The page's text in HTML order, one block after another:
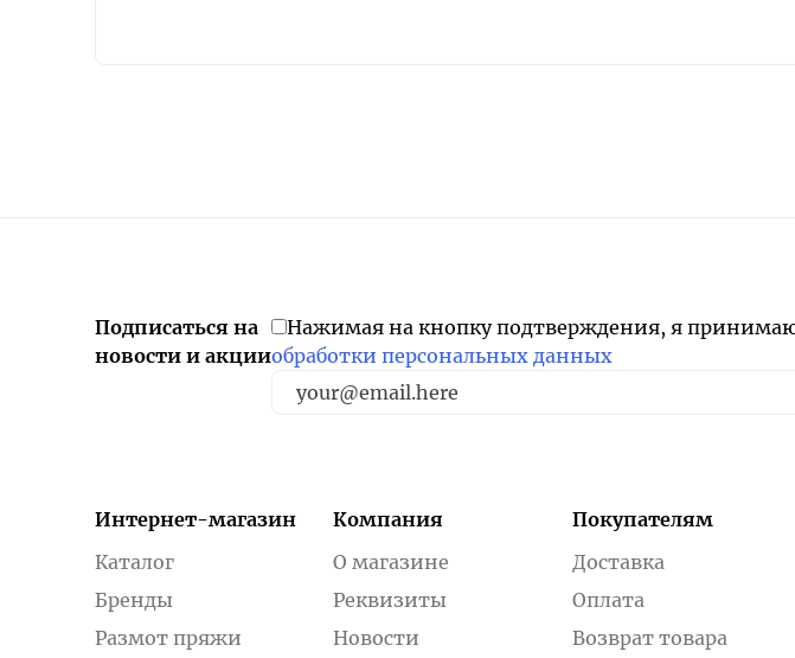
Подписаться на
новости и акции
Нажимая на кнопку подтверждения, я
обработки персональных данных
Интернет-магазин
Каталог
Бренды
Размот пряжи
Компания
О магазине
Реквизиты
Новости
Покупателям
Доставка
Оплата
Возврат товара